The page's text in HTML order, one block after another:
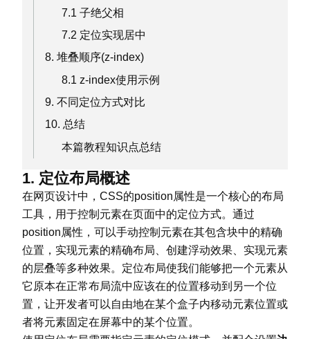
7.1 子绝父相
7.2 定位实现居中
8. 堆叠顺序(z-index)
8.1 z-index使用示例
9. 不同定位方式对比
10. 总结
本篇教程知识点总结
1. 定位布局概述
在网页设计中，CSS的position属性是一个核心的布局
工具，用于控制元素在页面中的定位方式。通过
position属性，可以手动控制元素在其包含块中的精确
位置，实现元素的精确布局、创建浮动效果、实现元素
的层叠等多种效果。定位布局使我们能够把一个元素从
它原本在正常布局流中应该在的位置移动到另一个位
置，让开发者可以自由地在某个盒子内移动元素位置或
者将元素固定在屏幕中的某个位置。